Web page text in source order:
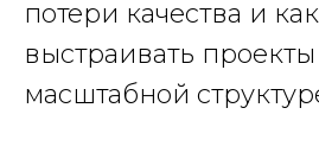
потери качества и
выстраивать проекты
масштабной